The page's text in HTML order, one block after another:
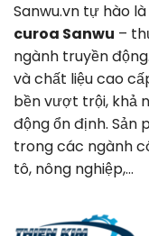
Sanwu.vn tự hào
curoa Sanwu –
ngành truyền
và chất liệu cao
bền vượt trội, khả
động ổn định. Sản
trong các ngành
tô, nông nghiệp,…